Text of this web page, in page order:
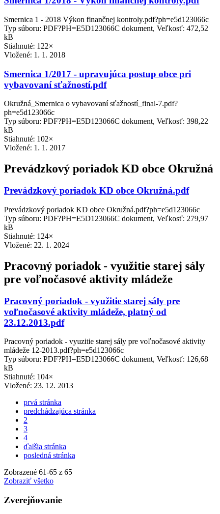
Smernica 1 - 2018 Výkon finančnej kontroly.pdf?ph=e5d123066c
Typ súboru: PDF?PH=E5D123066C dokument, Veľkosť: 472,52
kB
Stiahnuté: 122×
Vložené: 1. 1. 2018
Smernica 1/2017 - upravujúca postup obce pri
vybavovaní sťažností.pdf
Okružná_Smernica o vybavovaní sťažností_final-7.pdf?
ph=e5d123066c
Typ súboru: PDF?PH=E5D123066C dokument, Veľkosť: 398,22
kB
Stiahnuté: 102×
Vložené: 1. 1. 2017
Prevádzkový poriadok KD obce Okružná
Prevádzkový poriadok KD obce Okružná.pdf
Prevádzkový poriadok KD obce Okružná.pdf?ph=e5d123066c
Typ súboru: PDF?PH=E5D123066C dokument, Veľkosť: 279,97
kB
Stiahnuté: 124×
Vložené: 22. 1. 2024
Pracovný poriadok - využitie starej sály
pre voľnočasové aktivity mládeže
Pracovný poriadok - využitie starej sály pre
voľnočasové aktivity mládeže, platný od
23.12.2013.pdf
Pracovný poriadok - vyuzitie starej sály pre voľnočasové aktivity
mládeže 12-2013.pdf?ph=e5d123066c
Typ súboru: PDF?PH=E5D123066C dokument, Veľkosť: 126,68
kB
Stiahnuté: 104×
Vložené: 23. 12. 2013
prvá stránka
predchádzajúca stránka
2
3
4
ďalšia stránka
posledná stránka
Zobrazené 61-65 z 65
Zobraziť všetko
Zverejňovanie